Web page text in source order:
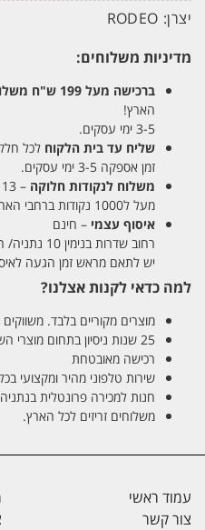
יצרן: RODEO
מדיניות משלוחים:
ברכישה מעל 199 ש"ח
הארץ!
3-5 ימי עסקים.
שליח עד בית הלקוח לכל חלקי
זמן אספקה 3-5 ימי עסקים.
משלוח לנקודות חלוקה – 13 ש"ח
מעל ל1000 נקודות ברחבי הארץ. זמן אספקה 5-8 ימי עסקים.
איסוף עצמי – חינם
רחוב שדרות בנימין 10 נתניה/ רחוב פנקס 12 נתניה – לבחירתכם
יש לתאם מראש זמן הגעה לאיסוף עצמי
למה כדאי לקנות אצלנו?
מוצרים מקוריים בלבד.
25 שנות ניסיון בתחום מוצרי השיער והטיפוח
רכישה מאובטחת
שירות טלפוני מהיר ומקצועי
חנות למכירה פרונטלית בנתניה
משלוחים זריזים לכל הארץ.
עמוד ראשי
צור קשר